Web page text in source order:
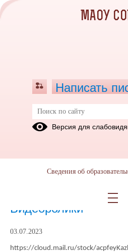
Роспотребнадзор
заболевание
Видеоролики
03.07.2023
https://cloud.mail.ru/stock/
МАОУ
Написать
Версия для
Сведения об